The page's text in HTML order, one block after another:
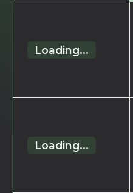
Loading...
Loading...